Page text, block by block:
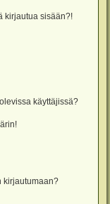
kirjautua sisään?!
käyttäjissä?
kirjautumaan?